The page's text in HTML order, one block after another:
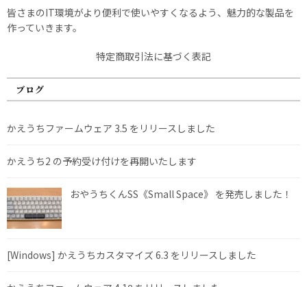
皆さまのIT環境がより便利で使いやすくなるよう、魅力的な製品を
作っていきます。
特定商取引法に基づく表記
ブログ
かえうちファームウェア 3.5 をリリースしました
かえうち2 の予約受け付けを再開いたします
おやうちくんSS《Small Space》 を発売しました！
[Windows] かえうちカスタマイズ 6.3 をリリースしました